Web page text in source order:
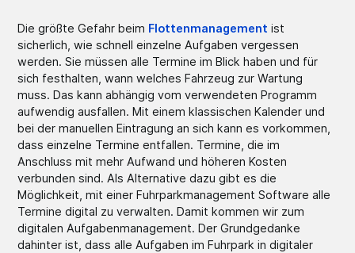
Die größte Gefahr beim Flottenmanagement ist
sicherlich, wie schnell einzelne Aufgaben vergessen
werden. Sie müssen alle Termine im Blick haben und für
sich festhalten, wann welches Fahrzeug zur Wartung
muss. Das kann abhängig vom verwendeten Programm
aufwendig ausfallen. Mit einem klassischen Kalender und
bei der manuellen Eintragung an sich kann es vorkommen,
dass einzelne Termine entfallen. Termine, die im
Anschluss mit mehr Aufwand und höheren Kosten
verbunden sind. Als Alternative dazu gibt es die
Möglichkeit, mit einer Fuhrparkmanagement Software alle
Termine digital zu verwalten. Damit kommen wir zum
digitalen Aufgabenmanagement. Der Grundgedanke
dahinter ist, dass alle Aufgaben im Fuhrpark in digitaler